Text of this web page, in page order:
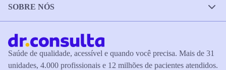
SOBRE NÓS
Saúde de qualidade, acessível e quando você precisa. Mais de 31
unidades, 4.000 profissionais e 12 milhões de pacientes atendidos.